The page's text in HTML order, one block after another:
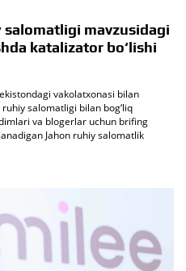
mavzusidagi
katalizator bo‘lishi
vakolatxonasi bilan
salomatligi bilan bog‘liq
va blogerlar uchun brifing
Jahon ruhiy salomatlik